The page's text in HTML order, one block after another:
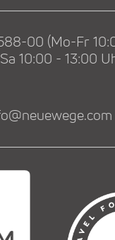
00 (Mo-Fr
10:00 - 13:00